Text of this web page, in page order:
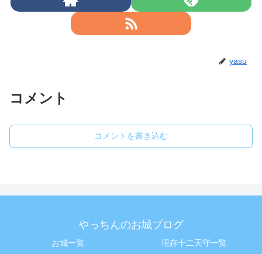
yasu
コメント
コメントを書き込む
やっちんのお城ブログ
お城一覧
現存十二天守一覧